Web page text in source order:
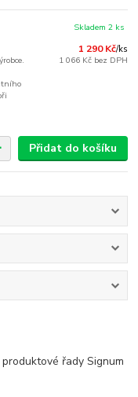
1 290 Kč/ks
1 066 Kč bez DPH
Skladem 2 ks
Přidat do košíku
řady Signum